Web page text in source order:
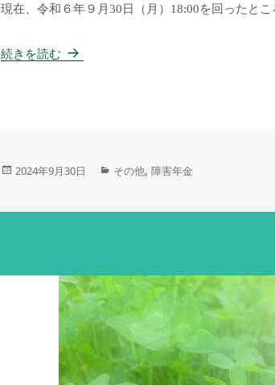
現在、令和６年９月30日（月）18:00を回ったと
続きを読む 怒涛の一週間
投
日:
2024年9月30日
カ
ゴ
その他,障害年金